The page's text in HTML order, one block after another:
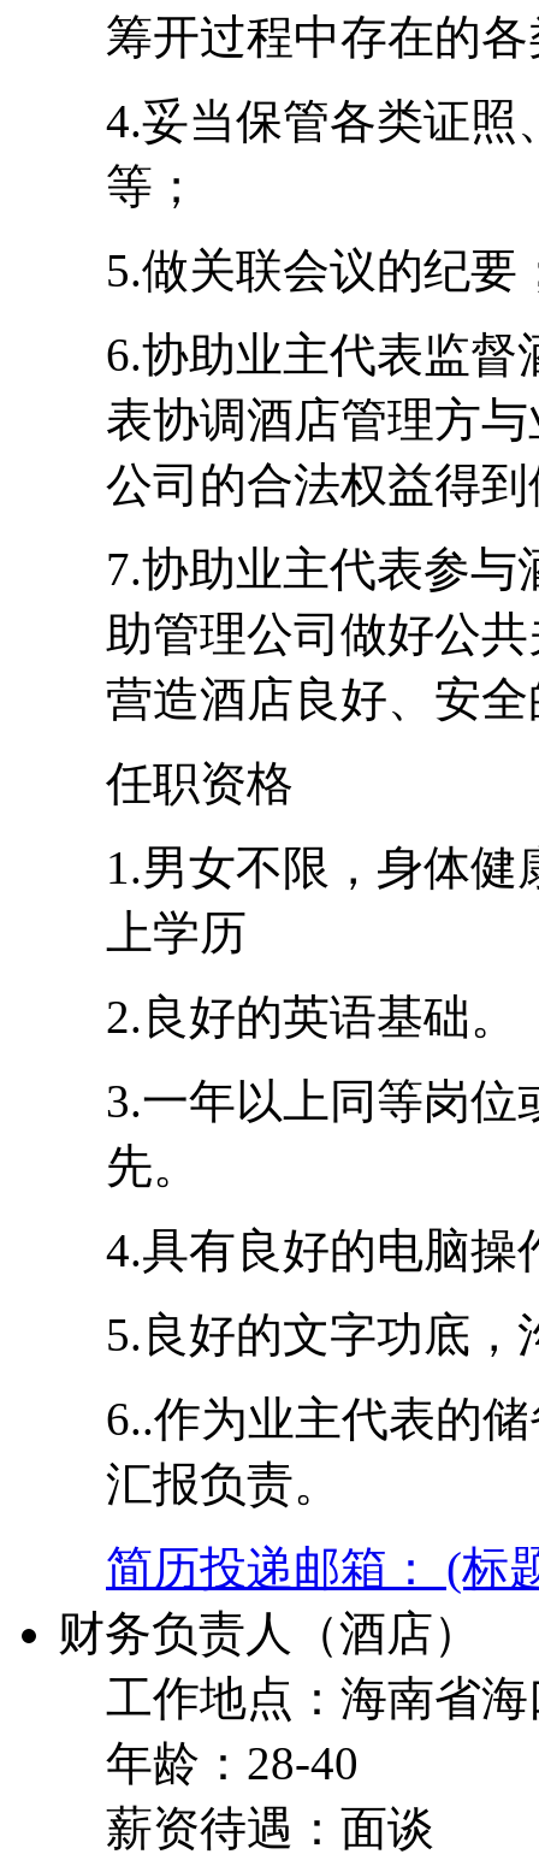
筹开过程中存在的
4.妥当保管各类证照
等；
5.做关联会议的纪要
6.协助业主代表监
表协调酒店管理方
公司的合法权益得
7.协助业主代表参
助管理公司做好公
营造酒店良好、安
任职资格
1.男女不限，身体
上学历
2.良好的英语基础。
3.一年以上同等岗
先。
4.具有良好的电脑操
5.良好的文字功底
6..作为业主代表的
汇报负责。
简历投递邮箱： (标
财务负责人（酒店）
工作地点：海南省
年龄：28-40
薪资待遇：面谈